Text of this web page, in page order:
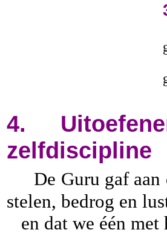
4.
zelfdiscipline
De Guru gaf
stelen, bedrog en
en dat we één